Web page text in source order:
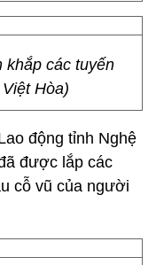
khắp các tuyến
Hòa)
động tỉnh Nghệ
được lắp các
cỗ vũ của người